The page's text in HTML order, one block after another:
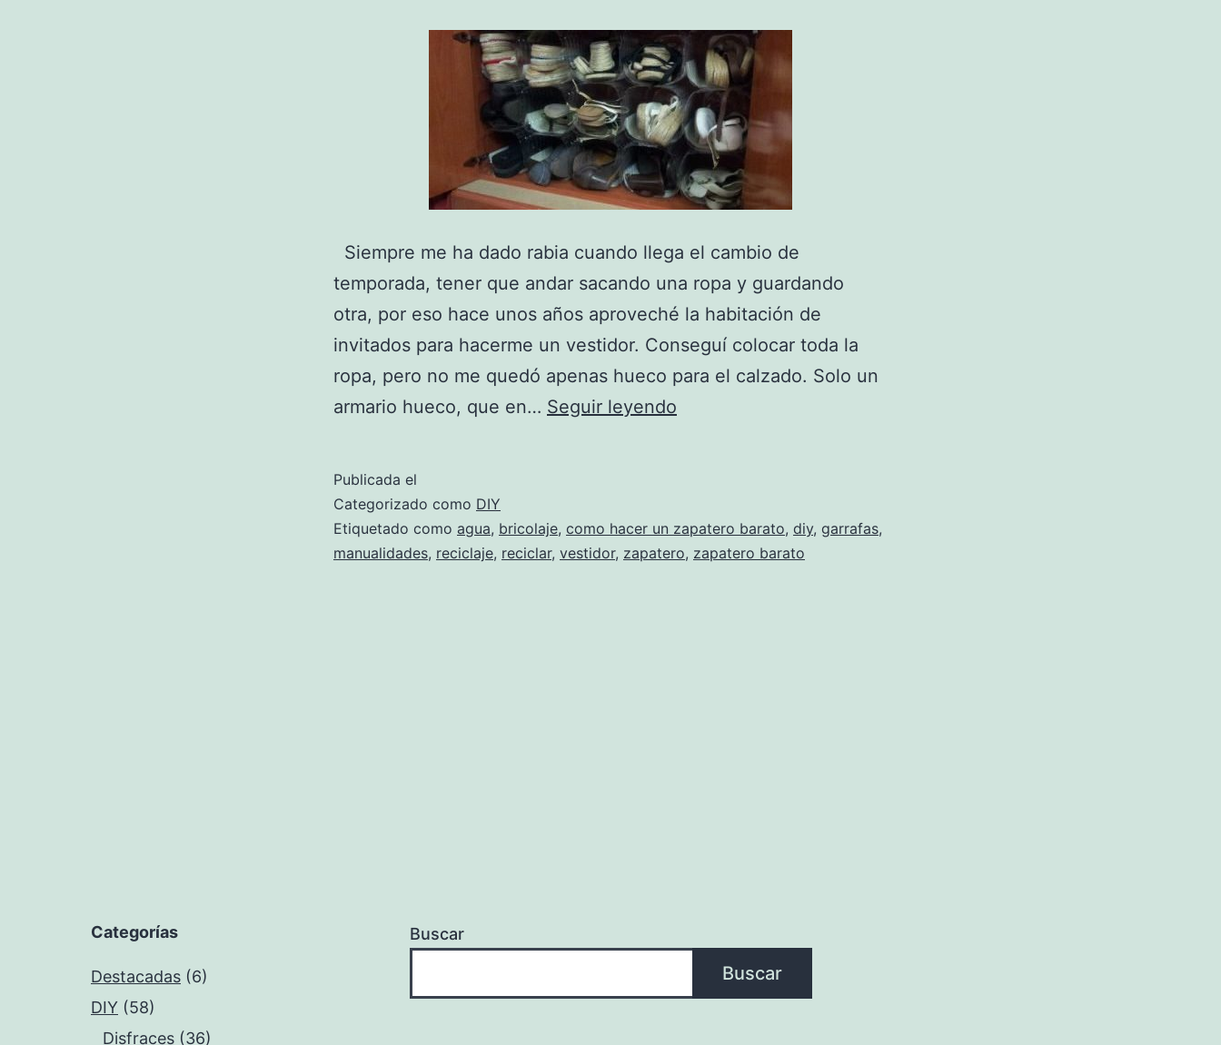
Siempre me ha dado rabia cuando llega el cambio de
temporada, tener que andar sacando una ropa y guardando
otra, por eso hace unos años aproveché la habitación de
invitados para hacerme un vestidor. Conseguí colocar toda la
ropa, pero no me quedó apenas hueco para el calzado. Solo un
armario hueco, que en… Seguir leyendo
con
garrafas
Publicada el
Categorizado como DIY
Etiquetado como agua, bricolaje, como hacer un zapatero barato, diy, garrafas,
manualidades, reciclaje, reciclar, vestidor, zapatero, zapatero barato
Categorías
Destacadas (6)
DIY (58)
Disfraces (36)
Buscar
Buscar